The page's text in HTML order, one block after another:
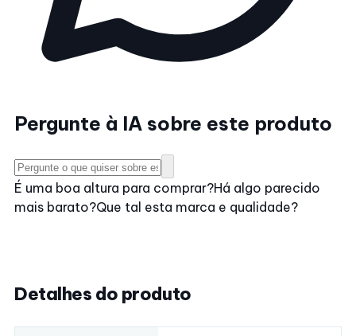
Pergunte à IA sobre este produto
É uma boa altura para comprar?Há algo parecido
mais barato?Que tal esta marca e qualidade?
Detalhes do produto